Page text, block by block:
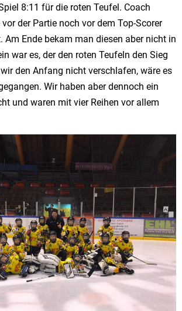
8:11 für die roten Teufel. Coach
der Partie noch vor dem Top-Scorer
Am Ende bekam man diesen aber nicht in
war es, der den roten Teufeln den Sieg
den Anfang nicht verschlafen, wäre es
Wir haben aber dennoch ein
und waren mit vier Reihen vor allem